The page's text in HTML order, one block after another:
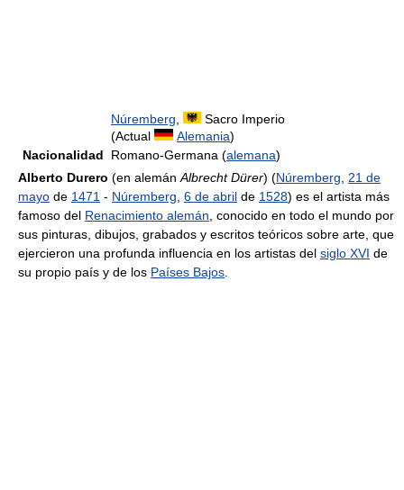
Núremberg
Sacro Imperio
(Actual
Alemania)
Nacionalidad
Romano-Germana (alemana)
Alberto Durero (en alemán Albrecht Dürer) (Núremberg
21 de
mayo de 1471 - Núremberg 6 de abril de 1528) es el artista más
famoso del Renacimiento alemán , conocido en todo el mundo por
sus pinturas, dibujos, grabados y escritos teóricos sobre arte, que
ejercieron una profunda influencia en los artistas del siglo XVI de
su propio país y de los Países Bajos